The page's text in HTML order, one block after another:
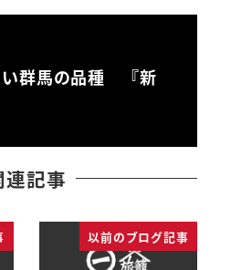
い群馬の品種 『新
連記事
以前のブログ記事